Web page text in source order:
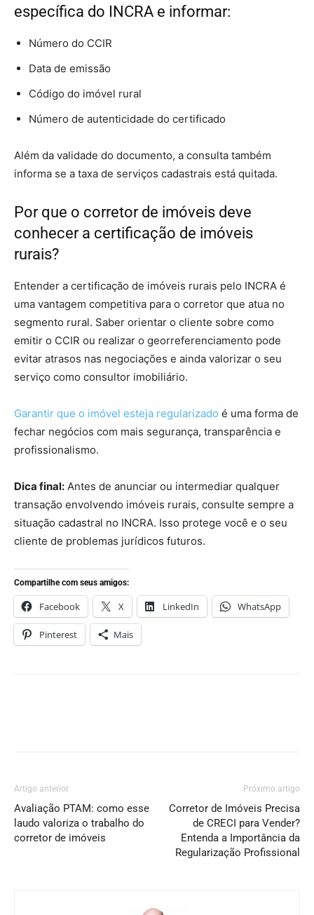
específica do INCRA e informar:
Número do CCIR
Data de emissão
Código do imóvel rural
Número de autenticidade do certificado
Além da validade do documento, a consulta também
informa se a taxa de serviços cadastrais está quitada.
Por que o corretor de imóveis deve
conhecer a certificação de imóveis
rurais?
Entender a certificação de imóveis rurais pelo INCRA é
uma vantagem competitiva para o corretor que atua no
segmento rural. Saber orientar o cliente sobre como
emitir o CCIR ou realizar o georreferenciamento pode
evitar atrasos nas negociações e ainda valorizar o seu
serviço como consultor imobiliário.
Garantir que o imóvel esteja regularizado é uma forma de
fechar negócios com mais segurança, transparência e
profissionalismo.
Dica final: Antes de anunciar ou intermediar qualquer
transação envolvendo imóveis rurais, consulte sempre a
situação cadastral no INCRA. Isso protege você e o seu
cliente de problemas jurídicos futuros.
Compartilhe com seus amigos:
Facebook X LinkedIn WhatsApp
Pinterest Mais
Artigo anterior
Avaliação PTAM: como esse
laudo valoriza o trabalho do
corretor de imóveis
Próximo artigo
Corretor de Imóveis Precisa
de CRECI para Vender?
Entenda a Importância da
Regularização Profissional